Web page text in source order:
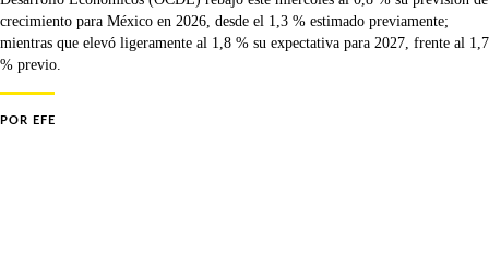
crecimiento para México en 2026, desde el 1,3 % estimado previamente;
mientras que elevó ligeramente al 1,8 % su expectativa para 2027, frente al 1,7
% previo.
POR EFE